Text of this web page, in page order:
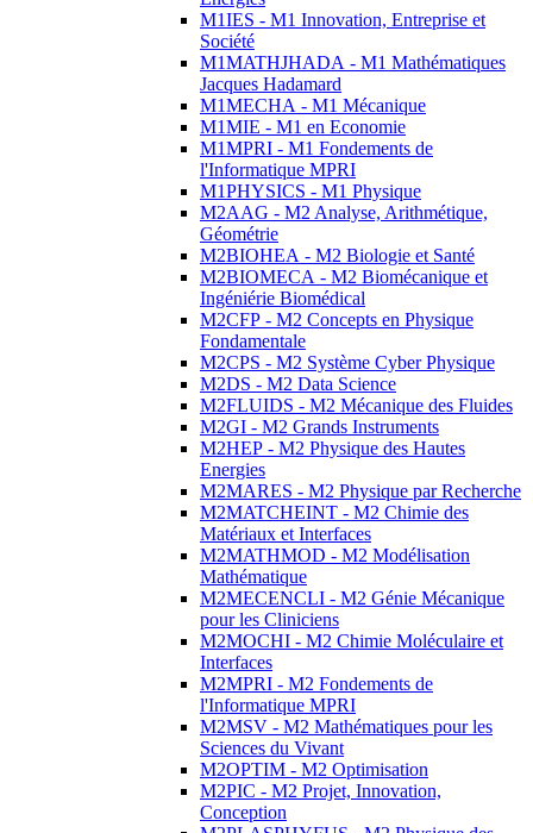
M1IES - M1 Innovation, Entreprise et
Société
M1MATHJHADA - M1 Mathématiques
Jacques Hadamard
M1MECHA - M1 Mécanique
M1MIE - M1 en Economie
M1MPRI - M1 Fondements de
l'Informatique MPRI
M1PHYSICS - M1 Physique
M2AAG - M2 Analyse, Arithmétique,
Géométrie
M2BIOHEA - M2 Biologie et Santé
M2BIOMECA - M2 Biomécanique et
Ingéniérie Biomédical
M2CFP - M2 Concepts en Physique
Fondamentale
M2CPS - M2 Système Cyber Physique
M2DS - M2 Data Science
M2FLUIDS - M2 Mécanique des Fluides
M2GI - M2 Grands Instruments
M2HEP - M2 Physique des Hautes
Energies
M2MARES - M2 Physique par Recherche
M2MATCHEINT - M2 Chimie des
Matériaux et Interfaces
M2MATHMOD - M2 Modélisation
Mathématique
M2MECENCLI - M2 Génie Mécanique
pour les Cliniciens
M2MOCHI - M2 Chimie Moléculaire et
Interfaces
M2MPRI - M2 Fondements de
l'Informatique MPRI
M2MSV - M2 Mathématiques pour les
Sciences du Vivant
M2OPTIM - M2 Optimisation
M2PIC - M2 Projet, Innovation,
Conception